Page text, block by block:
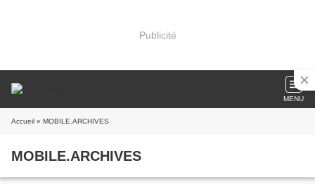
Publicité
MENU
Accueil » MOBILE.ARCHIVES
MOBILE.ARCHIVES